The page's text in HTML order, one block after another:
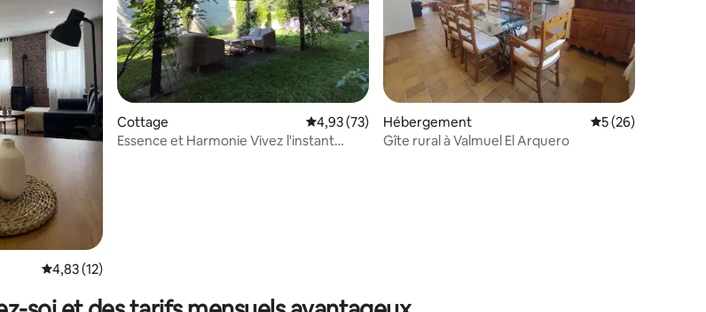
commentaires : 4,76 sur 5
Évaluation moyenne sur la base de 12 commentaires : 4,83 sur 5
4,83 (12)
Cottage Évaluation moyenne sur la base de 73 commentaires : 4,93 sur 5
4,93 (73)
Essence et Harmonie Vivez l'instant
Hébergement Évaluation
5 (26)
Gîte rural à Valmuel El Arquero